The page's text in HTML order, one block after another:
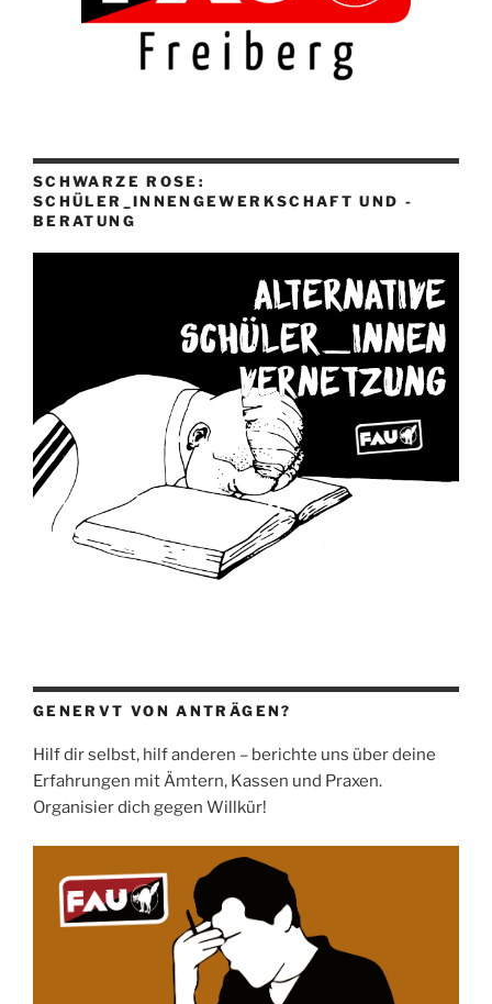
SCHWARZE ROSE:
SCHÜLER_INNENGEWERKSCHAFT UND -
BERATUNG
GENERVT VON ANTRÄGEN?
Hilf dir selbst, hilf anderen – berichte uns über deine
Erfahrungen mit Ämtern, Kassen und Praxen.
Organisier dich gegen Willkür!